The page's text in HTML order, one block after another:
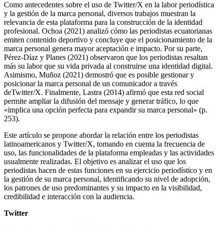
Como antecedentes sobre el uso de Twitter/X en la labor periodística
y la gestión de la marca personal, diversos trabajos muestran la
relevancia de esta plataforma para la construcción de la identidad
profesional. Ochoa (2021) analizó cómo las periodistas ecuatorianas
emiten contenido deportivo y concluye que el posicionamiento de la
marca personal genera mayor aceptación e impacto. Por su parte,
Pérez-Díaz y Planes (2021) observaron que los periodistas resaltan
más su labor que su vida privada al construirse una identidad digital.
Asimismo, Muñoz (2021) demostró que es posible gestionar y
posicionar la marca personal de un comunicador a través
deTwitter/X. Finalmente, Lastra (2014) afirmó que esta red social
permite ampliar la difusión del mensaje y generar tráfico, lo que
«implica una opción perfecta para expandir su marca personal» (p.
253).
Este artículo se propone abordar la relación entre los periodistas
latinoamericanos y Twitter/X, tomando en cuenta la frecuencia de
uso, las funcionalidades de la plataforma empleadas y las actividades
usualmente realizadas. El objetivo es analizar el uso que los
periodistas hacen de estas funciones en su ejercicio periodístico y en
la gestión de su marca personal, identificando su nivel de adopción,
los patrones de uso predominantes y su impacto en la visibilidad,
credibilidad e interacción con la audiencia.
Twitter